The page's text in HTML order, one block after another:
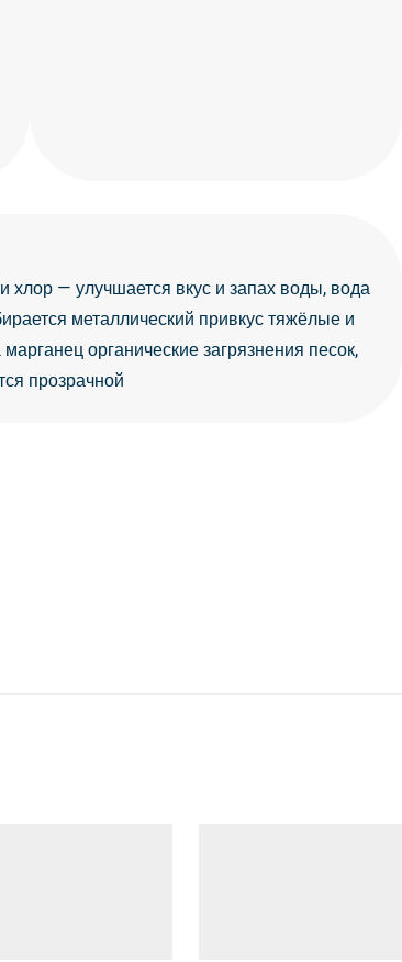
хлор — улучшается вкус и запах воды, вода
металлический привкус тяжёлые и
органические загрязнения песок,
прозрачной